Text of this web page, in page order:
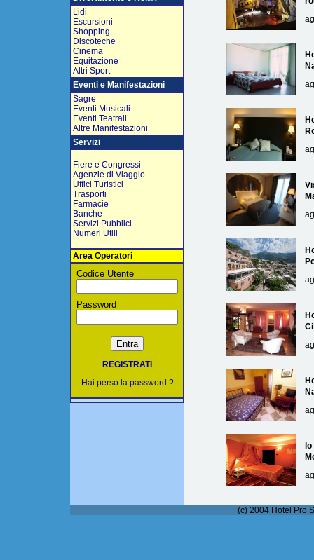
Lidi
Escursioni
Shopping
Discoteche
Cinema
Equitazione
Altri Sport
Eventi e Manifestazioni
Sagre
Eventi Musicali
Eventi Teatrali
Altre Manifestazioni
Servizi
Fiere e Congressi
Agenzie di Viaggio
Uffici Turistici
Trasporti
Farmacie
Banche
Servizi Pubblici
Numeri Utili
Area Operatori
Codice Utente
Password
REGISTRATI
Hai perso la password ?
(c) 2004 Hotel Pro